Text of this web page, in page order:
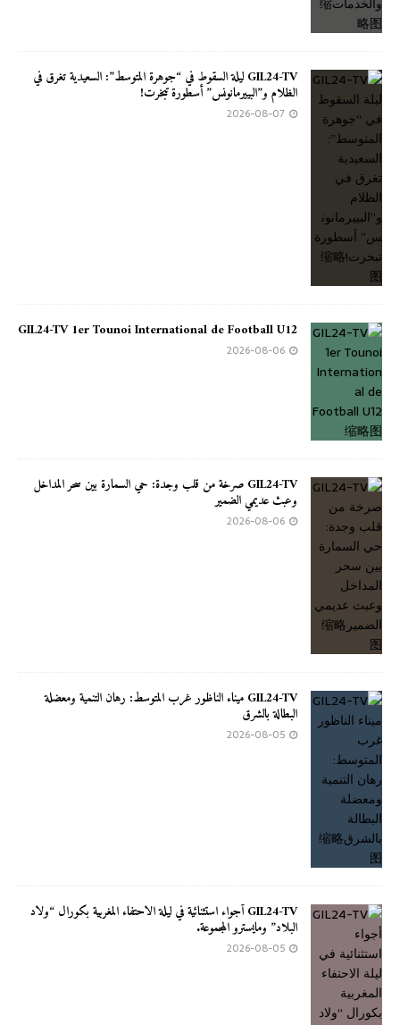
GIL24-TV ليلة السقوط في “جوهرة المتوسط”: السعيدية تغرق في
الظلام و”البييرمانونس” أسطورة تبخرت!
2026-08-07
GIL24-TV 1er Tounoi International de Football U12
2026-08-06
GIL24-TV صرخة من قلب وجدة: حي السمارة بين سحر المداخل
وعبث عديمي الضمير
2026-08-06
GIL24-TV ميناء الناظور غرب المتوسط: رهان التنمية ومعضلة
البطالة بالشرق
2026-08-05
GIL24-TV أجواء استثنائية في ليلة الاحتفاء المغربية بكورال “ولاد
البلاد” ومايسترو المجموعة.
2026-08-05